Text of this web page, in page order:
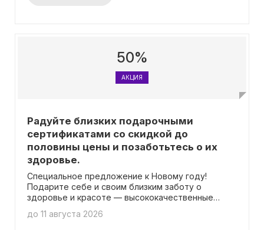
50%
АКЦИЯ
Радуйте близких подарочными
сертификатами со скидкой до
половины цены и позаботьтесь о их
здоровье.
Специальное предложение к Новому году!
Подарите себе и своим близким заботу о
здоровье и красоте — высококачественные
доступны по выгодной цене.
до 11 августа 2026